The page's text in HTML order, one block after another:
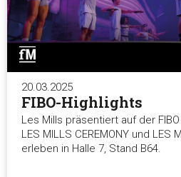
20.03.2025
FIBO-Highlights
Les Mills präsentiert auf der
LES MILLS CEREMONY und LES
erleben in Halle 7, Stand B64.